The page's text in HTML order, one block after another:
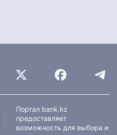
Портал bank.kz
предоставляет
возможность для выбора и